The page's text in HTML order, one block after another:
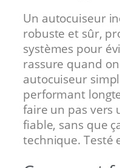
Un autocuiseur
robuste et sûr,
systèmes pour
rassure quand
autocuiseur
performant
faire un pas vers
fiable, sans que
technique. Testé